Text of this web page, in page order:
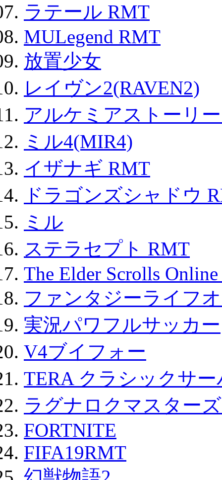
ラテール RMT
MULegend RMT
放置少女
レイヴン2(RAVEN2)
アルケミアストーリ
ミル4(MIR4)
イザナギ RMT
ドラゴンズシャドウ
ミル
ステラセプト RMT
The Elder Scrolls
ファンタジーライフ
実況パワフルサッカー
V4ブイフォー
TERA クラシックサ
ラグナロクマスター
FORTNITE
FIFA19RMT